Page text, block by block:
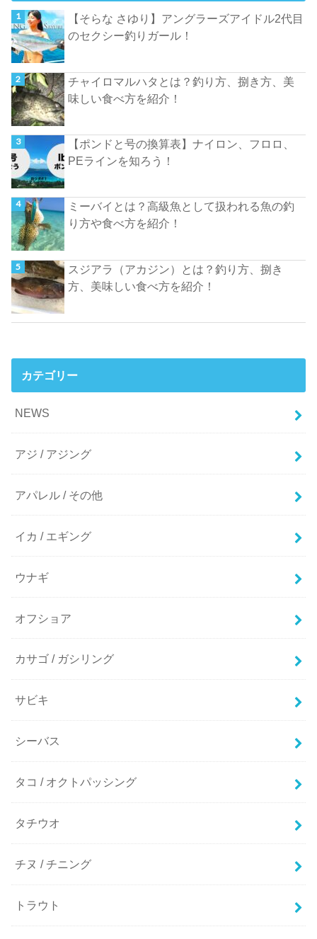
【そらな さゆり】アングラーズアイドル2代目
のセクシー釣りガール！
チャイロマルハタとは？釣り方、捌き方、美
味しい食べ方を紹介！
【ポンドと号の換算表】ナイロン、フロロ、
PEラインを知ろう！
ミーバイとは？高級魚として扱われる魚の釣
り方や食べ方を紹介！
スジアラ（アカジン）とは？釣り方、捌き
方、美味しい食べ方を紹介！
カテゴリー
NEWS
アジ / アジング
アパレル / その他
イカ / エギング
ウナギ
オフショア
カサゴ / ガシリング
サビキ
シーバス
タコ / オクトパッシング
タチウオ
チヌ / チニング
トラウト